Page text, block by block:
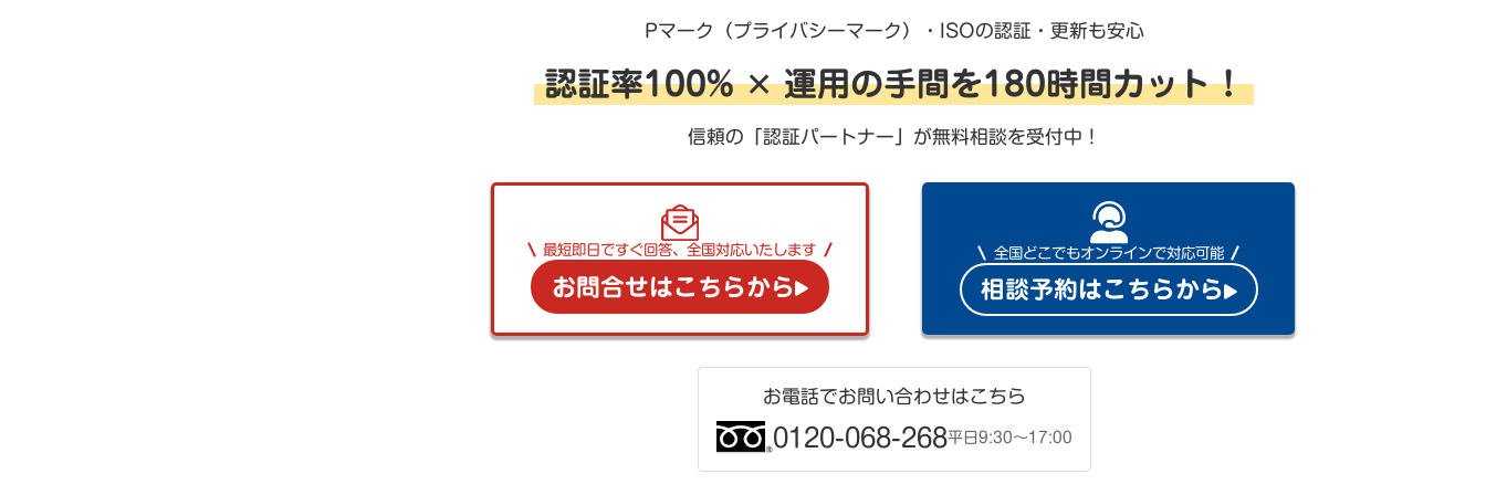
Pマーク（プライバシーマーク）・ISOの認証・更新も安心
認証率100% ✕ 運用の手間を180時間カット！
信頼の「認証パートナー」が無料相談を受付中！
最短即日ですぐ回答、全国対応いたします
お問合せはこちらから
全国どこでもオンラインで対応可能
相談予約はこちらから
お電話でお問い合わせはこちら
0120-068-268平日9:30〜17:00